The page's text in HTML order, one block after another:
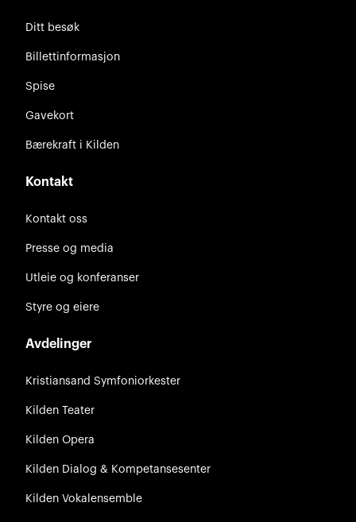
Ditt besøk
Billettinformasjon
Spise
Gavekort
Bærekraft i Kilden
Kontakt
Kontakt oss
Presse og media
Utleie og konferanser
Styre og eiere
Avdelinger
Kristiansand Symfoniorkester
Kilden Teater
Kilden Opera
Kilden Dialog & Kompetansesenter
Kilden Vokalensemble